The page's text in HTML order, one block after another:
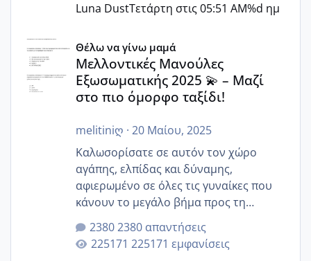
Luna DustΤετάρτη στις 05:51 AM%d ημ
Μελλοντικές Μανούλες Εξωσωματικής 2025 💫 – Μαζί
Θέλω να γίνω μαμά
Μελλοντικές Μανούλες
Εξωσωματικής 2025 💫 – Μαζί
στο πιο όμορφο ταξίδι!
melitiniღ · 20 Μαίου, 2025
Καλωσορίσατε σε αυτόν τον χώρο
αγάπης, ελπίδας και δύναμης,
αφιερωμένο σε όλες τις γυναίκες που
κάνουν το μεγάλο βήμα προς τη
μητρότητα μέσω εξωσωματικής το 2025.
Εδώ θα μοιραστούμε αγωνίες, χαρές,
εμπειρίες και κάθε μικρή ή μεγάλη
2380 απαντήσεις
225171 εμφανίσεις